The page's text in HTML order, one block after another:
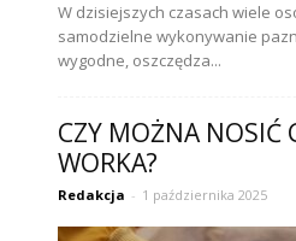
W dzisiejszych czasach wiele
samodzielne wykonywanie
wygodne, oszczędza...
CZY MOŻNA NOSIĆ
WORKA?
Redakcja - 1 października 2025